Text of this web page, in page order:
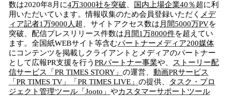
数は2020年8月に4万3000社を突破 国内上場企業40％超に利
用いただいています。情報収集のため会員登録いただく メデ
ィア記者1万9000人 超、サイトアクセス数は 月間5000万PVを
突破、配信プレスリリース件数は 月間1万8000件を超えてい
ます。全国紙WEBサイト等含むパートナーメディア200媒体
にコンテンツを掲載しクライアントとメディアのパートナー
として広報PR支援を行う PRパートナー事業や、
ストーリー配
信サービス「PR TIMES STORY」 の運営、 動画PRサービス
「PR TIMES TV」「PR TIMES LIVE」 の提供、
タスク・プロ
ジェクト管理ツール「Jooto」 やカスタマーサポートツール